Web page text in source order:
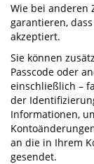
Wie bei anderen
garantieren,
akzeptiert.
Sie können
Passcode oder
einschließlich –
der
Informationen,
an die in Ihrem
gesendet.